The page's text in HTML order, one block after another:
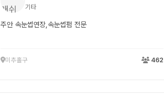
기타
주안 속눈썹연장,속눈썹펌 전문
미추홀구 462